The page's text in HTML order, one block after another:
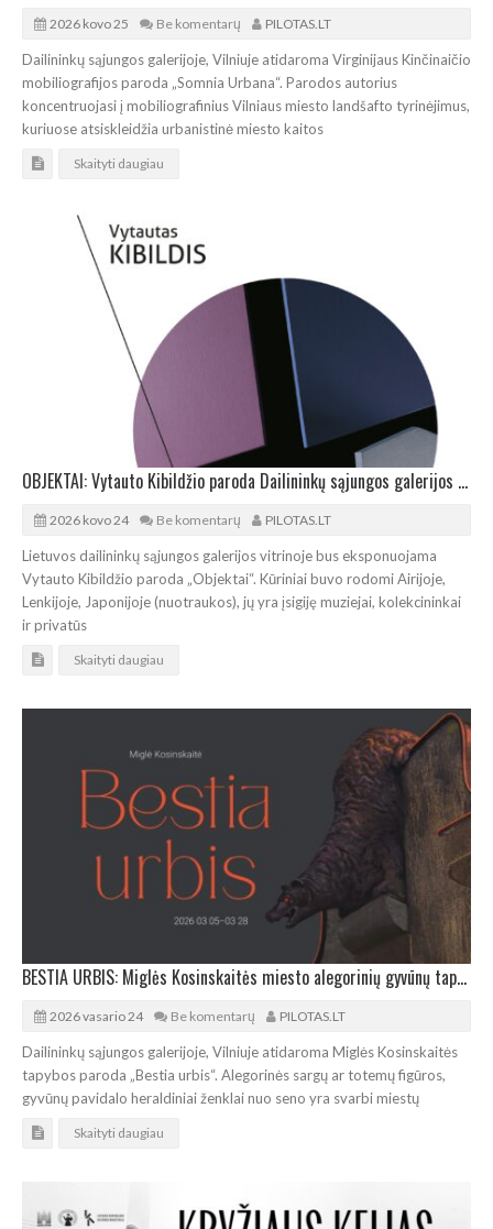
2026 kovo 25 Be komentarų PILOTAS.LT
Dailininkų sąjungos galerijoje, Vilniuje atidaroma Virginijaus Kinčinaičio
mobiliografijos paroda „Somnia Urbana“. Parodos autorius
koncentruojasi į mobiliografinius Vilniaus miesto landšafto tyrinėjimus,
kuriuose atsiskleidžia urbanistinė miesto kaitos
Skaityti daugiau
OBJEKTAI: Vytauto Kibildžio paroda Dailininkų sąjungos galerijos vitrinoje
2026 kovo 24 Be komentarų PILOTAS.LT
Lietuvos dailininkų sąjungos galerijos vitrinoje bus eksponuojama
Vytauto Kibildžio paroda „Objektai“. Kūriniai buvo rodomi Airijoje,
Lenkijoje, Japonijoje (nuotraukos), jų yra įsigiję muziejai, kolekcininkai
ir privatūs
Skaityti daugiau
BESTIA URBIS: Miglės Kosinskaitės miesto alegorinių gyvūnų tapyba
2026 vasario 24 Be komentarų PILOTAS.LT
Dailininkų sąjungos galerijoje, Vilniuje atidaroma Miglės Kosinskaitės
tapybos paroda „Bestia urbis“. Alegorinės sargų ar totemų figūros,
gyvūnų pavidalo heraldiniai ženklai nuo seno yra svarbi miestų
Skaityti daugiau